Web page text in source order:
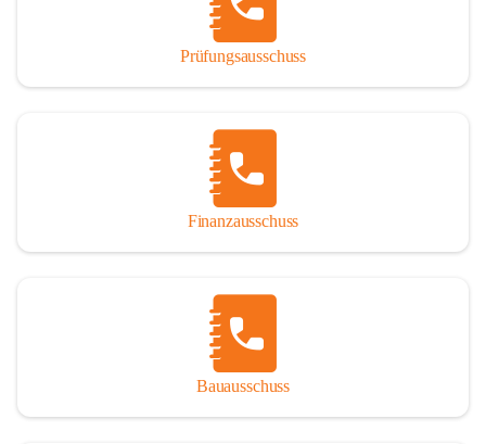
Prüfungsausschuss
Finanzausschuss
Bauausschuss